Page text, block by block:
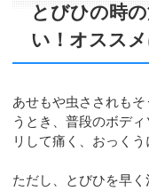
とびひの時
い！オススメ
あせもや虫さされも
うとき、普段のボデ
リして痛く、おっく
ただし、とびひを早